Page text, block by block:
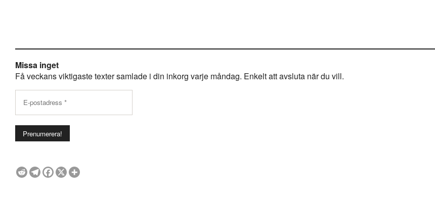
Missa inget
Få veckans viktigaste texter samlade i din inkorg varje måndag. Enkelt att avsluta när du vill.